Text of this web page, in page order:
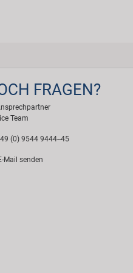
FRAGEN?
Team
(0) 9544 9444--45
Mail senden